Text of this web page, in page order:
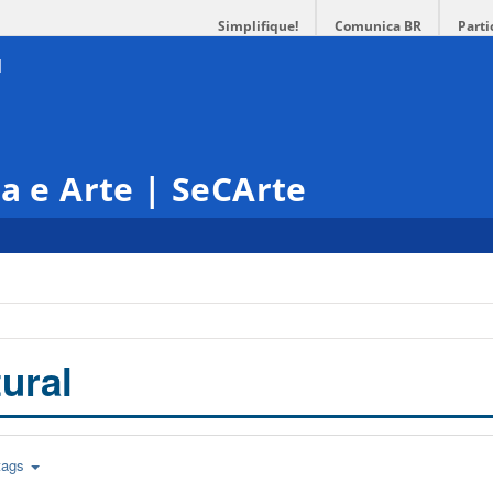
Simplifique! Comunica BR
e Arte | SeCArte